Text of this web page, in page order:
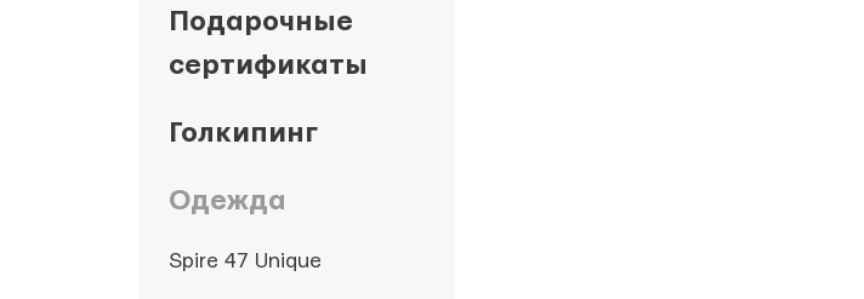
Подарочные
сертификаты
Голкипинг
Одежда
Spire 47 Unique